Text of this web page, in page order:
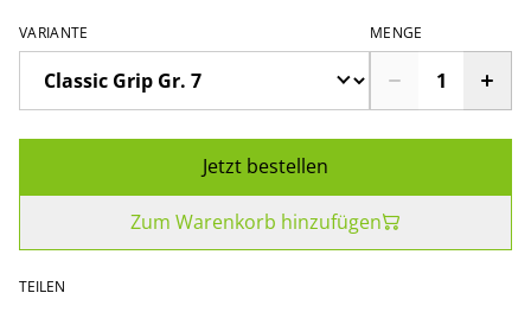
VARIANTE MENGE
Jetzt bestellen
Zum Warenkorb hinzufügen
TEILEN